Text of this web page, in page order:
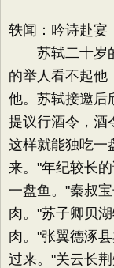
轶闻：吟诗赴宴
苏轼二十岁的
的举人看不起他
他。苏轼接邀后
提议行酒令，酒
这样就能独吃一
来。"年纪较长
一盘鱼。"秦叔
肉。"苏子卿贝
肉。"张翼德涿
过来。"关云长